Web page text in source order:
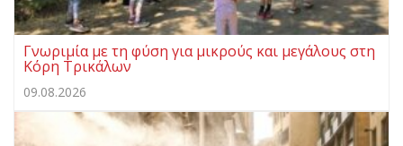
Γνωριμία με τη φύση για μικρούς και μεγάλους στη
Κόρη Τρικάλων
09.08.2026